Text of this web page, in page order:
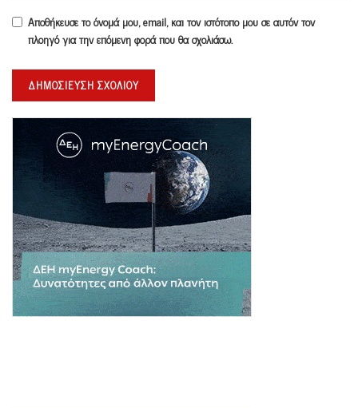
Αποθήκευσε το όνομά μου, email, και τον ιστότοπο μου σε αυτόν τον
πλοηγό για την επόμενη φορά που θα σχολιάσω.